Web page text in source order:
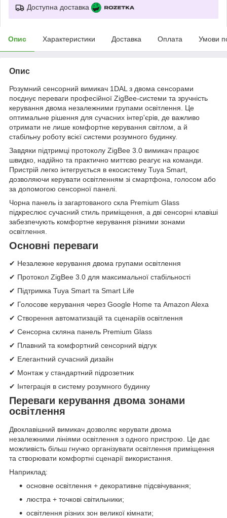
Доступна доставка
Опис Характеристики Доставка Оплата Умови
Опис
Розумний сенсорний вимикач 1DAL з двома сенсорами
поєднує переваги професійної ZigBee-системи та зручність
керування двома незалежними групами освітлення. Це
оптимальне рішення для сучасних інтер'єрів, де важливо
отримати не лише комфортне керування світлом, а й
стабільну роботу всієї системи розумного будинку.
Завдяки підтримці протоколу ZigBee 3.0 вимикач працює
швидко, надійно та практично миттєво реагує на команди.
Пристрій легко інтегрується в екосистему Tuya Smart,
дозволяючи керувати освітленням зі смартфона, голосом або
за допомогою сенсорної панелі.
Чорна панель із загартованого скла Premium Glass
підкреслює сучасний стиль приміщення, а дві сенсорні клавіші
забезпечують комфортне керування різними зонами
освітлення.
Основні переваги
✔ Незалежне керування двома групами освітлення
✔ Протокол ZigBee 3.0 для максимальної стабільності
✔ Підтримка Tuya Smart та Smart Life
✔ Голосове керування через Google Home та Amazon Alexa
✔ Створення автоматизацій та сценаріїв освітлення
✔ Сенсорна скляна панель Premium Glass
✔ Плавний та комфортний сенсорний відгук
✔ Елегантний сучасний дизайн
✔ Монтаж у стандартний підрозетник
✔ Інтеграція в систему розумного будинку
Переваги керування двома зонами
освітлення
Двоклавішний вимикач дозволяє керувати двома
незалежними лініями освітлення з одного пристрою. Це дає
можливість більш гнучко організувати освітлення приміщення
та створювати комфортні сценарії використання.
Наприклад:
основне освітлення + декоративне підсвічування;
люстра + точкові світильники;
освітлення різних зон великої кімнати;